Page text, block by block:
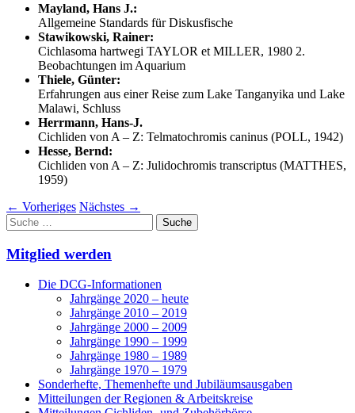
Mayland, Hans J.:
Allgemeine Standards für Diskusfische
Stawikowski, Rainer:
Cichlasoma hartwegi TAYLOR et MILLER, 1980 2.
Beobachtungen im Aquarium
Thiele, Günter:
Erfahrungen aus einer Reise zum Lake Tanganyika und Lake
Malawi, Schluss
Herrmann, Hans-J.
Cichliden von A – Z: Telmatochromis caninus (POLL, 1942)
Hesse, Bernd:
Cichliden von A – Z: Julidochromis transcriptus (MATTHES,
1959)
← Vorheriges Nächstes →
Suche
nach:
Mitglied werden
Die DCG-Informationen
Jahrgänge 2020 – heute
Jahrgänge 2010 – 2019
Jahrgänge 2000 – 2009
Jahrgänge 1990 – 1999
Jahrgänge 1980 – 1989
Jahrgänge 1970 – 1979
Sonderhefte, Themenhefte und Jubiläumsausgaben
Mitteilungen der Regionen & Arbeitskreise